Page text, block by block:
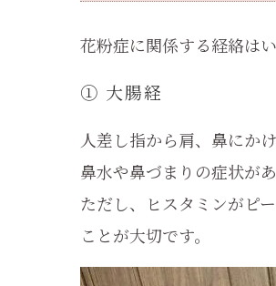
花粉症に関係する経絡は
① 大腸経
人差し指から肩、鼻にか
鼻水や鼻づまりの症状が
ただし、ヒスタミンがピ
ことが大切です。